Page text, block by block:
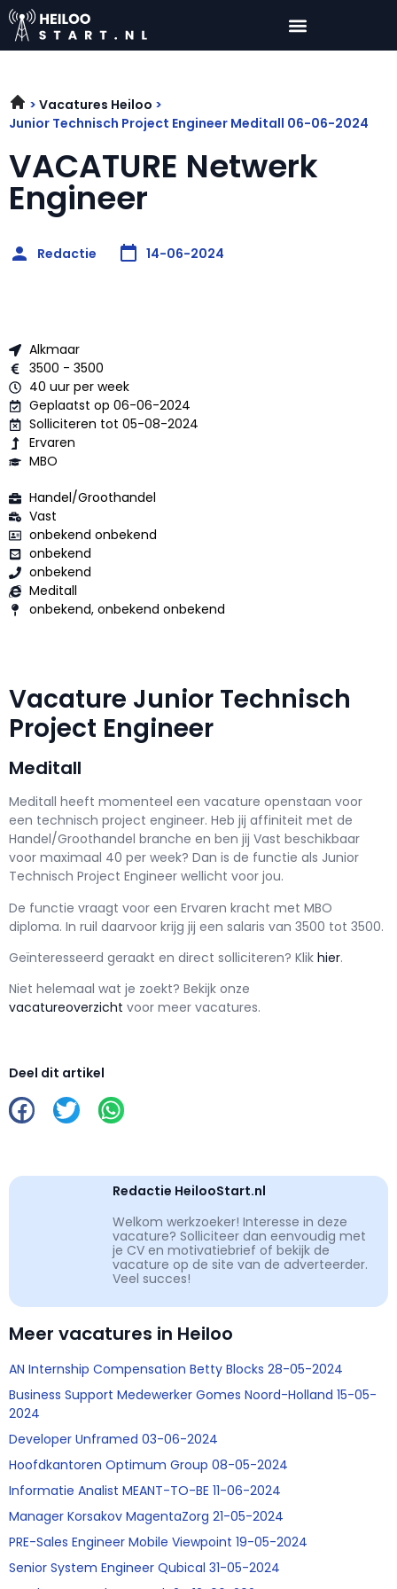
Vacatures Heiloo
Junior Technisch Project Engineer Meditall 06-06-2024
VACATURE Netwerk
Engineer
Redactie 14-06-2024
Alkmaar
3500 - 3500
40 uur per week
Geplaatst op 06-06-2024
Solliciteren tot 05-08-2024
Ervaren
MBO
Handel/Groothandel
Vast
onbekend onbekend
onbekend
onbekend
Meditall
onbekend, onbekend onbekend
Vacature Junior Technisch
Project Engineer
Meditall
Meditall heeft momenteel een vacature openstaan voor
een technisch project engineer. Heb jij affiniteit met de
Handel/Groothandel branche en ben jij Vast beschikbaar
voor maximaal 40 per week? Dan is de functie als Junior
Technisch Project Engineer wellicht voor jou.
De functie vraagt voor een Ervaren kracht met MBO
diploma. In ruil daarvoor krijg jij een salaris van 3500 tot 3500.
Geïnteresseerd geraakt en direct solliciteren? Klik hier.
Niet helemaal wat je zoekt? Bekijk onze
vacatureoverzicht voor meer vacatures.
Deel dit artikel
Redactie HeilooStart.nl
Welkom werkzoeker! Interesse in deze
vacature? Solliciteer dan eenvoudig met
je CV en motivatiebrief of bekijk de
vacature op de site van de adverteerder.
Veel succes!
Meer vacatures in Heiloo
AN Internship Compensation Betty Blocks 28-05-2024
Business Support Medewerker Gomes Noord-Holland 15-05-
2024
Developer Unframed 03-06-2024
Hoofdkantoren Optimum Group 08-05-2024
Informatie Analist MEANT-TO-BE 11-06-2024
Manager Korsakov MagentaZorg 21-05-2024
PRE-Sales Engineer Mobile Viewpoint 19-05-2024
Senior System Engineer Qubical 31-05-2024